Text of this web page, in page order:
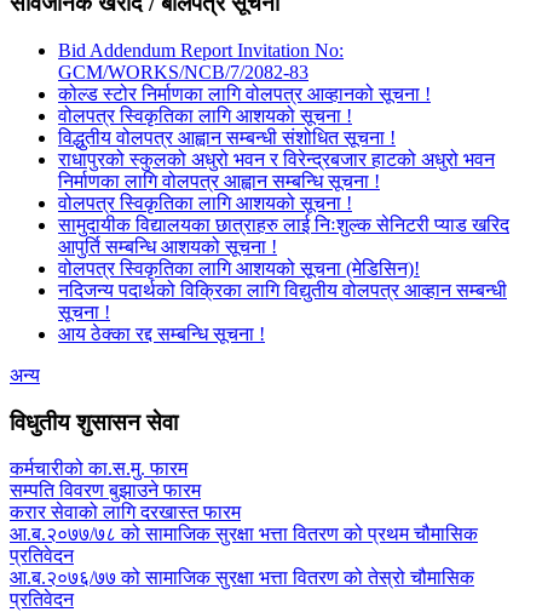
Bid Addendum Report Invitation No:
GCM/WORKS/NCB/7/2082-83
कोल्ड स्टोर निर्माणका लागि वोलपत्र आव्हानको सूचना !
वोलपत्र स्विकृतिका लागि आशयको सूचना !
विद्धुतीय वोलपत्र आह्वान सम्बन्धी संशोधित सूचना !
राधापुरको स्कुलको अधुरो भवन र विरेन्द्रबजार हाटको अधुरो भवन
निर्माणका लागि वोलपत्र आह्वान सम्बन्धि सूचना !
वोलपत्र स्विकृतिका लागि आशयको सूचना !
सामुदायीक विद्यालयका छात्राहरु लाई निःशुल्क सेनिटरी प्याड खरिद
आपुर्ति सम्बन्धि आशयको सूचना !
वोलपत्र स्विकृतिका लागि आशयको सूचना (मेडिसिन)!
नदिजन्य पदार्थको विक्रिका लागि विद्युतीय वोलपत्र आव्हान सम्बन्धी
सूचना !
आय ठेक्का रद्द सम्बन्धि सूचना !
अन्य
विधुतीय शुसासन सेवा
कर्मचारीको का.स.मु. फारम
सम्पति विवरण बुझाउने फारम
करार सेवाको लागि दरखास्त फारम
आ.ब.२०७७/७८ को सामाजिक सुरक्षा भत्ता वितरण को प्रथम चौमासिक
प्रतिवेदन
आ.ब.२०७६/७७ को सामाजिक सुरक्षा भत्ता वितरण को तेस्रो चौमासिक
प्रतिवेदन